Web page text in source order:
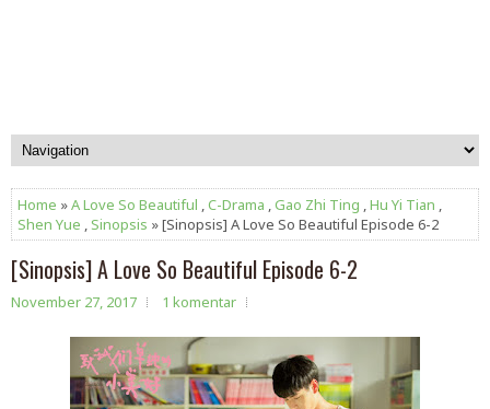
Home »A Love So Beautiful ,C-Drama ,Gao Zhi Ting ,Hu Yi Tian ,
Shen Yue , Sinopsis » [Sinopsis] A Love So Beautiful Episode 6-2
[Sinopsis] A Love So Beautiful Episode 6-2
November 27, 2017 1 komentar